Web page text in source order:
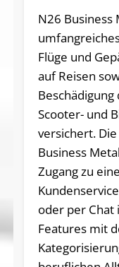
N26 Business
Flüge und
auf Reisen
Beschädigung
Scooter- und
versichert.
Business
Zugang zu
oder per Chat
Features mit